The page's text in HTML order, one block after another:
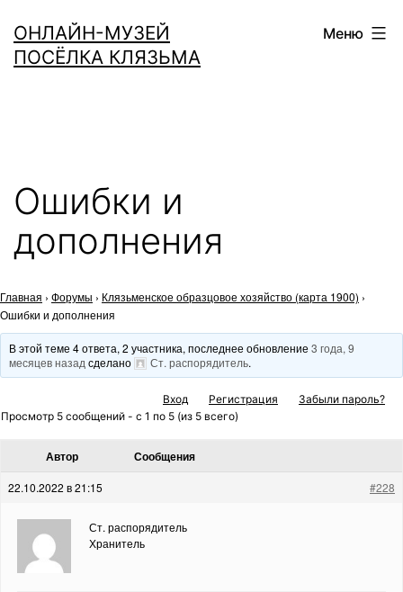
содержимому
ОНЛАЙН-МУЗЕЙ
ПОСЁЛКА КЛЯЗЬМА
Меню
Ошибки и
дополнения
Главная › Форумы › Клязьменское образцовое хозяйство (карта 1900) ›
Ошибки и дополнения
В этой теме 4 ответа, 2 участника, последнее обновление3 года, 9
месяцев назад сделано Ст. распорядитель.
Вход Регистрация
Забыли пароль?
Просмотр 5 сообщений - с 1 по 5 (из 5 всего)
Автор Сообщения
22.10.2022 в 21:15 #228
Ст. распорядитель
Хранитель